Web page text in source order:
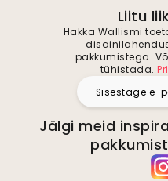
Liitu
Hakka Wallismi
pakkumistega.
tühistada.
Jälgi meid